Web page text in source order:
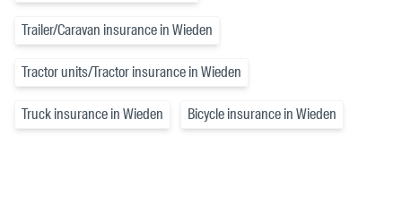
Trailer/Caravan insurance in Wieden
Tractor units/Tractor insurance in Wieden
Truck insurance in Wieden Bicycle insurance in Wieden